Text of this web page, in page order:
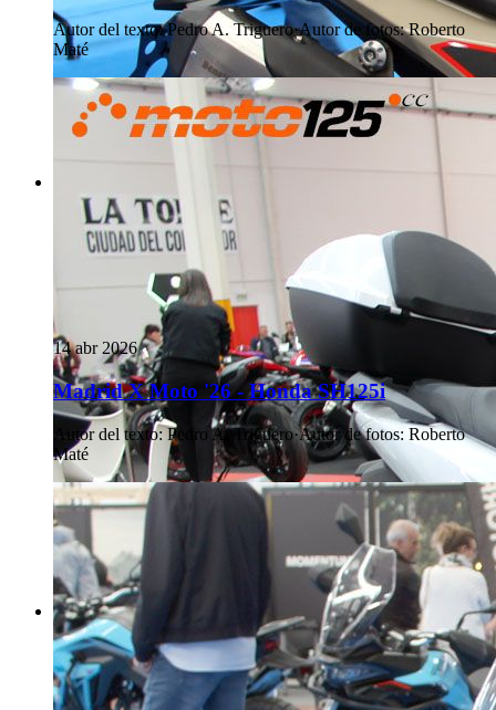
Autor del texto: Pedro A. Triguero·Autor de fotos: Roberto
Maté
14 abr 2026
Madrid X Moto '26 - Honda SH125i
Autor del texto: Pedro A. Triguero·Autor de fotos: Roberto
Maté